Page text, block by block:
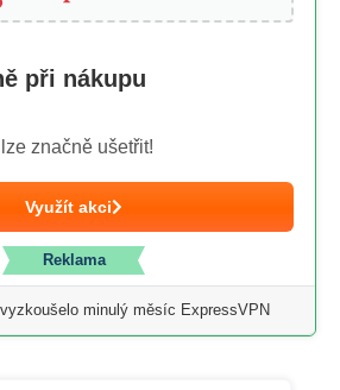
při nákupu
značně ušetřit!
Využít akci
Reklama
minulý měsíc ExpressVPN